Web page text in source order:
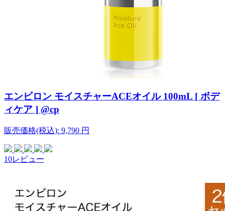
エンビロン モイスチャーACEオイル 100mL [ ボデ
ィケア ] @cp
販売価格(税込): 9,790 円
10レビュー